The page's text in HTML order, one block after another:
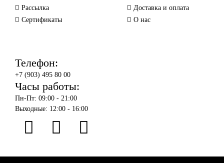
Рассылка
Сертификаты
Доставка и оплата
О нас
Телефон:
+7 (903) 495 80 00
Часы работы:
Пн-Пт: 09:00 - 21:00
Выходные: 12:00 - 16:00